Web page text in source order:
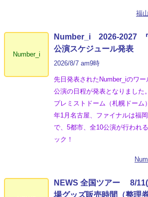
福
Number_i
Number_i 2026‐2027
公演スケジュール発表
2026/8/7 am9時
先日発表されたNumber_iのワ
公演の日程が発表となりました
プレミストドーム（札幌ドーム
年1月名古屋、ファイナルは福
で、5都市、全10公演が行われ
ック！
NEWS 全国ツアー 8/
場グッズ販売時間（整理券